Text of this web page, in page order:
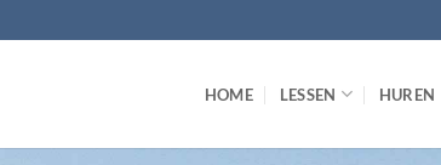
HOME LESSEN HUREN